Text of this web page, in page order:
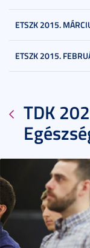
ETSZK 2015.
ETSZK 2015.
TDK